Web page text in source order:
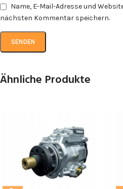
Name, E-Mail-Adresse und
nächsten Kommentar speichern.
Ähnliche Produkte